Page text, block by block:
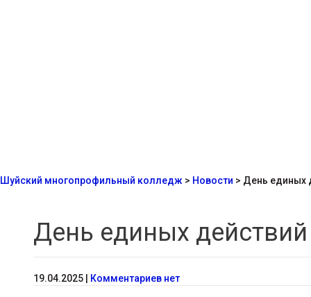
Шуйский многопрофильный колледж > Новости > День единых
День единых действий
19.04.2025 Комментариев нет